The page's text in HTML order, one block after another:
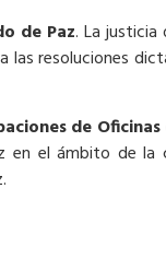
de Paz. La justicia
las resoluciones
de
en el ámbito de la